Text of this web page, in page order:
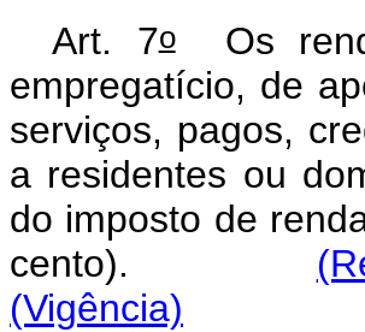
Art. 7oOs
empregatício, de
serviços, pagos,
a residentes ou
do imposto de
cento).
(Vigência)